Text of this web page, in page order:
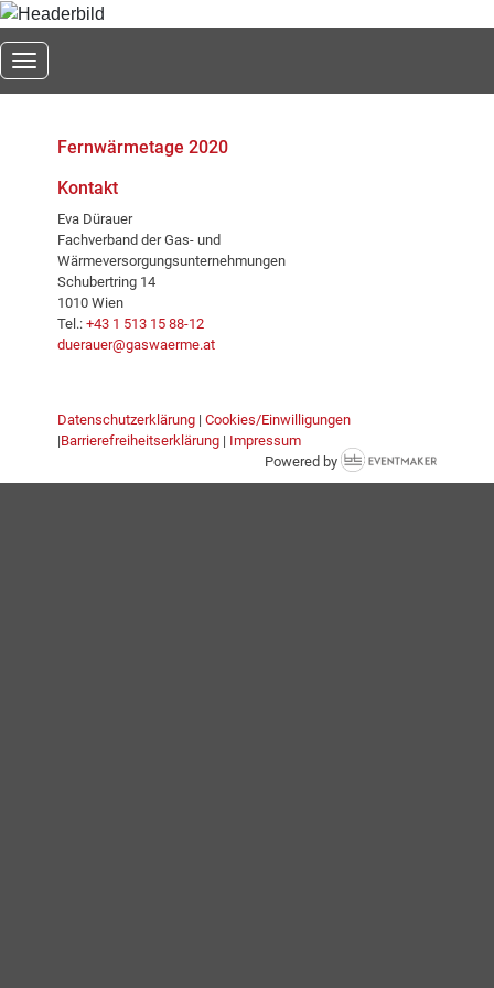
Toggle navigation
Fernwärmetage 2020
Kontakt
Eva Dürauer
Fachverband der Gas- und
Wärmeversorgungsunternehmungen
Schubertring 14
1010 Wien
Tel.: +43 1 513 15 88-12
duerauer@gaswaerme.at
Datenschutzerklärung | Cookies/Einwilligungen
|Barrierefreiheitserklärung | Impressum
Powered by